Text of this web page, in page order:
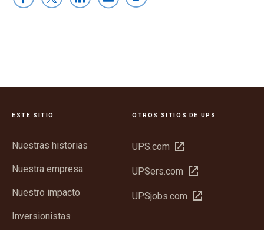
ESTE SITIO
Nuestras historias
Nuestra empresa
Nuestro impacto
Inversionistas
OTROS SITIOS DE UPS
UPS.com Abrir
una
nueva
UPSers.com Abrir
una
UPSjobs.com Abrir